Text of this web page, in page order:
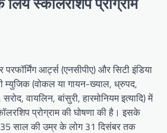
आर्ट्स (एनसीपीए) और सिटी इंडिया
म्युजिक (वोकल या गायन-ख्याल, ध्रुपद,
वायलिन, बांसुरी, हारमोनियम इत्यादि) में
प्रोग्राम की घोषणा की है। इसके
साल की उम्र के लोग 31 दिसंबर तक